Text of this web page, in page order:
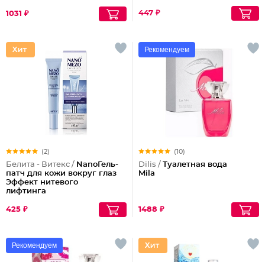
1031 ₽
447 ₽
(2)
Белита - Витекс / NanoГель-
патч для кожи вокруг глаз
Эффект нитевого
лифтинга
425 ₽
Рекомендуем
(10)
Dilis / Туалетная вода
Mila
1488 ₽
Рекомендуем